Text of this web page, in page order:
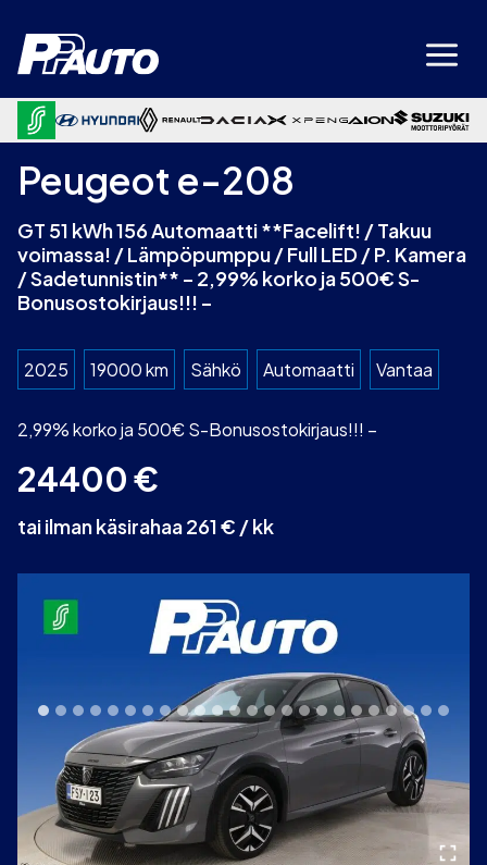
sisältöön
Peugeot e-208
GT 51 kWh 156 Automaatti **Facelift! / Takuu
voimassa! / Lämpöpumppu / Full LED / P. Kamera
/ Sadetunnistin** – 2,99% korko ja 500€ S-
Bonusostokirjaus!!! –
2025 19000 km Sähkö Automaatti Vantaa
2,99% korko ja 500€ S-Bonusostokirjaus!!! –
24400€
tai ilman käsirahaa 261 € / kk